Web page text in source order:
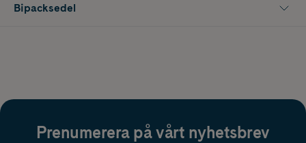
Bipacksedel
Prenumerera på vårt nyhetsbrev